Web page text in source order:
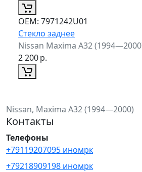
ОЕМ: 7971242U01
Стекло заднее
Nissan Maxima A32
2 200р.
Nissan, Maxima A32 (1994—2000)
Контакты
Телефоны
+79119207095 иномрк
+79218909198 иномрк